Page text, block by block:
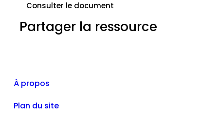
Consulter le document
Partager la ressource
À propos
Plan du site